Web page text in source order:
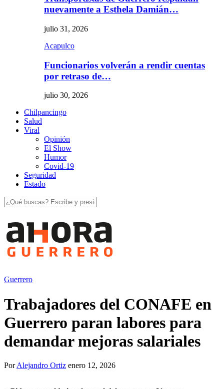
nuevamente a Esthela Damián…
julio 31, 2026
Acapulco
Funcionarios volverán a rendir cuentas
por retraso de…
julio 30, 2026
Chilpancingo
Salud
Viral
Opinión
El Show
Humor
Covid-19
Seguridad
Estado
Guerrero
Trabajadores del CONAFE en
Guerrero paran labores para
demandar mejoras salariales
PorAlejandro Ortiz enero 12, 2026